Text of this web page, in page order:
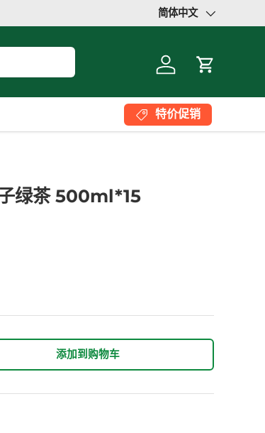
语言
简体中文
登录 大车
特价促销
绿茶 500ml*15
添加到购物车